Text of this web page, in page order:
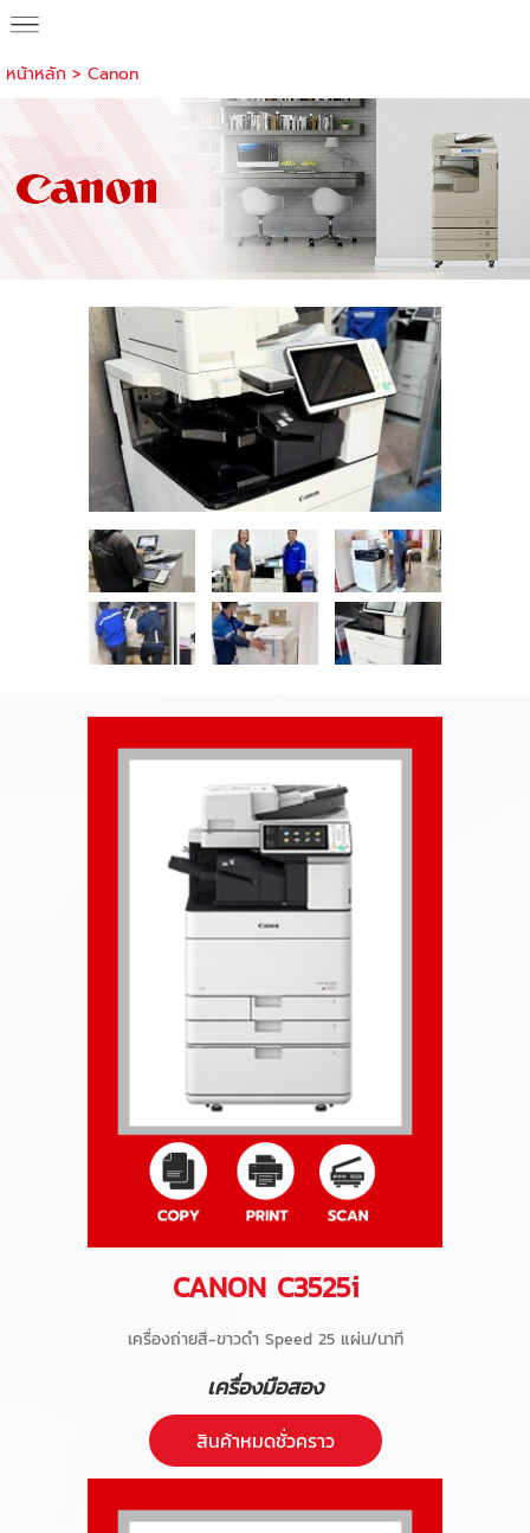
หน้าหลัก > Canon
CANON C3525i
เครื่องถ่ายสี-ขาวดำ Speed 25 แผ่น/นาที
เครื่องมือสอง
สินค้าหมดชั่วคราว